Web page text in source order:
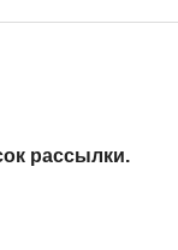
рассылки.